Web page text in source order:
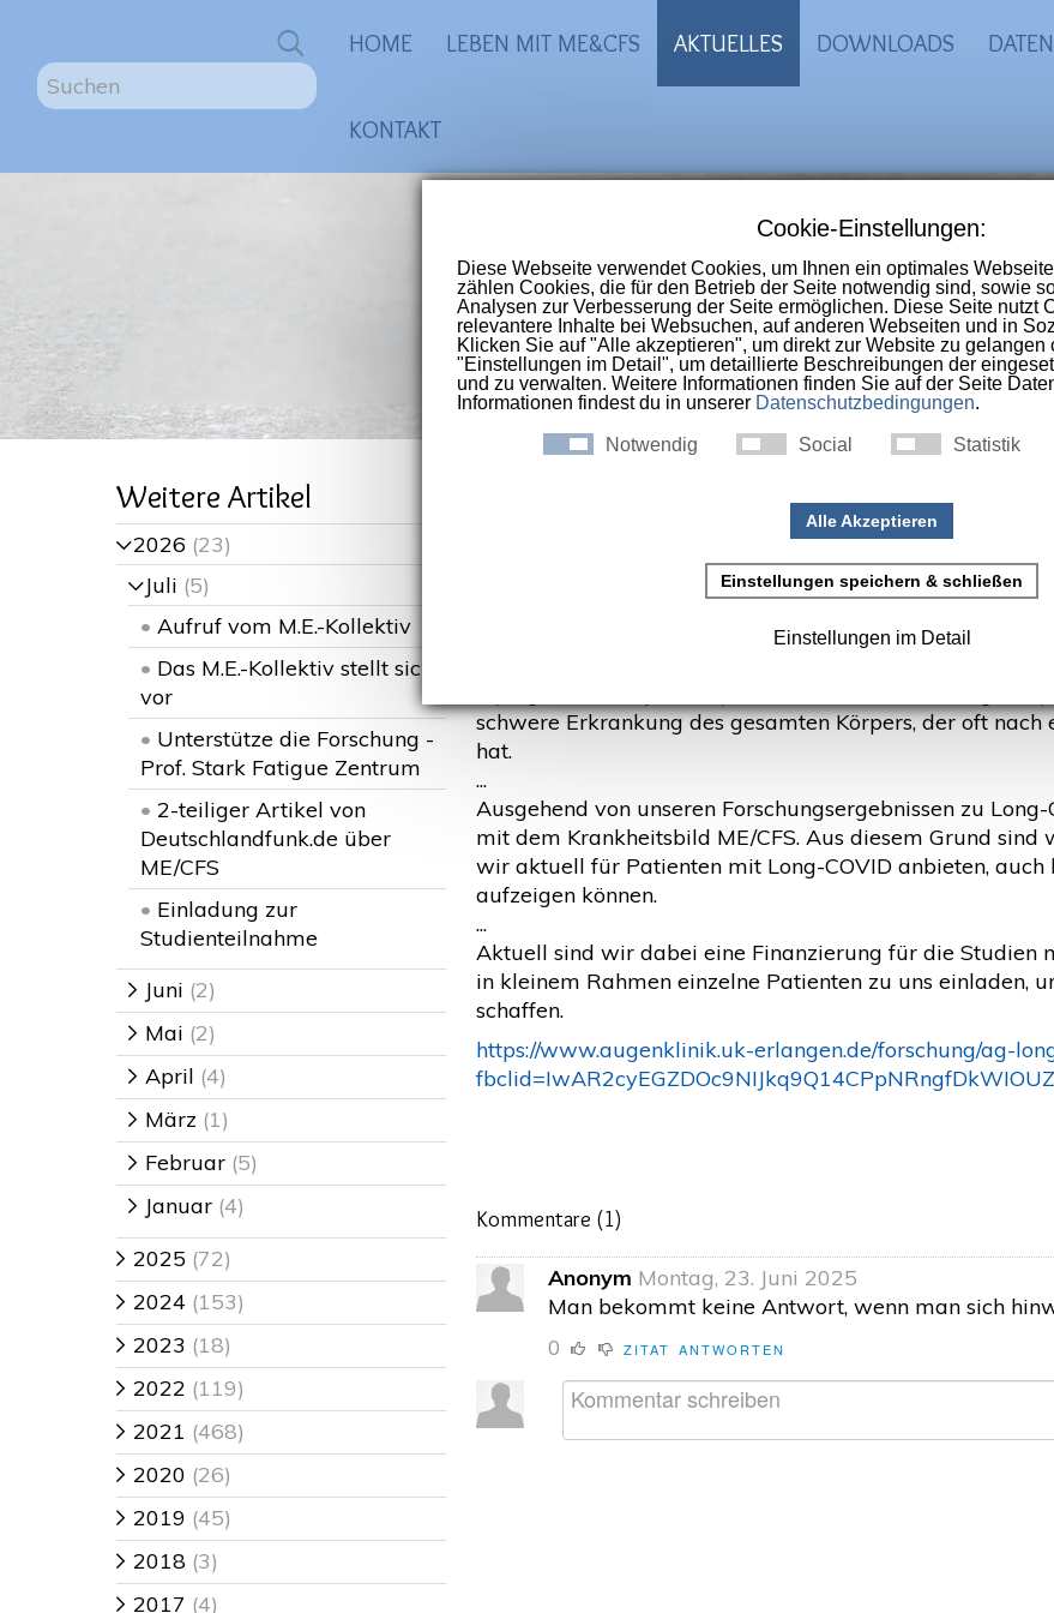
S
u
0 HOME LEBEN MIT ME&CFS AKTUELLES DOWNLOADS
KONTAKT
ME-CFS Portal
Größte Online-Selbsthilfegruppe im
für Menschen die anME, CFS, Long-Covid,
Post-Vac-Syndromerkrankt sind.
Weitere Artikel
>2026 (23)
>Juli (5)
• Aufruf vom M.E.-Kollektiv
• Das M.E.-Kollektiv stellt sich
vor
• Unterstütze die Forschung -
Prof. Stark Fatigue Zentrum
• 2-teiliger Artikel von
Deutschlandfunk.de über
ME/CFS
• Einladung zur
Studienteilnahme
> Juni (2)
> Mai (2)
> April (4)
> März (1)
> Februar (5)
> Januar (4)
> 2025 (72)
> 2024 (153)
> 2023 (18)
> 2022 (119)
> 2021 (468)
> 2020 (26)
> 2019 (45)
> 2018 (3)
> 2017 (4)
unCOVer Erlangen - ME/CFS
Erstellt: 22. Februar 2022
Myalgische Enzephalomyelitis/das Chronische Fatigue-
schwere Erkrankung des gesamten Körpers, der oft
hat.
...
Ausgehend von unseren Forschungsergebnissen zu
mit dem Krankheitsbild ME/CFS. Aus diesem Grund
wir aktuell für Patienten mit Long-COVID anbieten,
aufzeigen können.
...
Aktuell sind wir dabei eine Finanzierung für die Studien
in kleinem Rahmen einzelne Patienten zu uns einladen,
schaffen.
https://www.augenklinik.uk-erlangen.de/forschung/ag-
Kommentare (1)
Anonym Montag, 23. Juni 2025
Man bekommt keine Antwort, wenn man sich
0
ZITAT ANTWORTEN